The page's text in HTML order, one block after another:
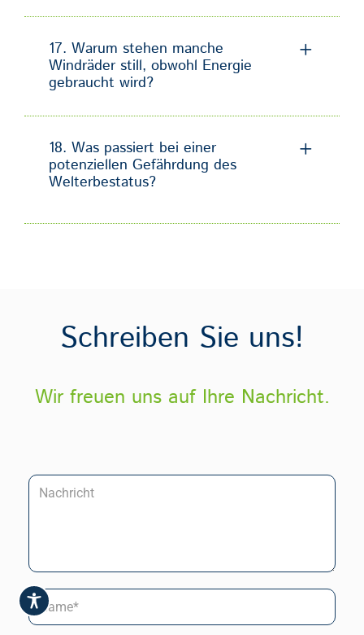
17. Warum stehen manche
Windräder still, obwohl Energie
gebraucht wird?
18. Was passiert bei einer
potenziellen Gefährdung des
Welterbestatus?
Schreiben Sie uns!
Wir freuen uns auf Ihre Nachricht.